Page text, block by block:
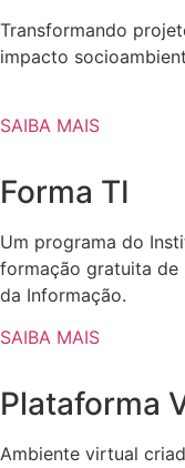
Transformando
impacto
SAIBA MAIS
Forma TI
Um programa do
formação gratuita de
da Informação.
SAIBA MAIS
Plataforma
Ambiente virtual